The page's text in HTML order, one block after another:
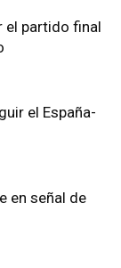
el partido final
el España-
en señal de